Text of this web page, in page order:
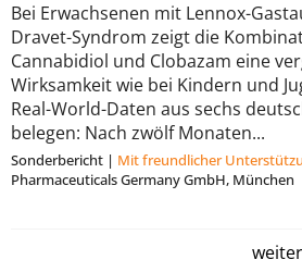
Bei Erwachsenen mit Lennox-
Dravet-Syndrom zeigt die
Cannabidiol und Clobazam eine
Wirksamkeit wie bei Kindern und
Real-World-Daten aus sechs
belegen: Nach zwölf Monaten...
Sonderbericht | Mit freundlicher
Pharmaceuticals Germany GmbH, München